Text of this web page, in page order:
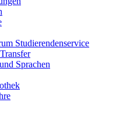
Studierendenservice
Sprachen